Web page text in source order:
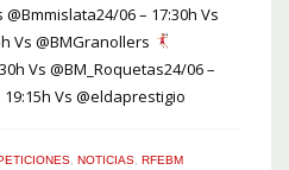
06 – 17:30h Vs
Vs @BMGranollers
Vs @BM_Roquetas24/06 –
19:15h Vs @eldaprestigio
NOTICIAS RFEBM